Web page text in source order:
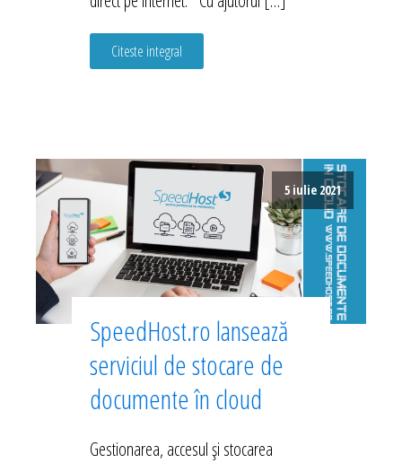
Citeste integral
5 iulie 2021
SpeedHost.ro lansează
serviciul de stocare de
documente în cloud
Gestionarea, accesul și stocarea